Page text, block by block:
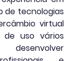
de tecnologias
virtual
de uso vários